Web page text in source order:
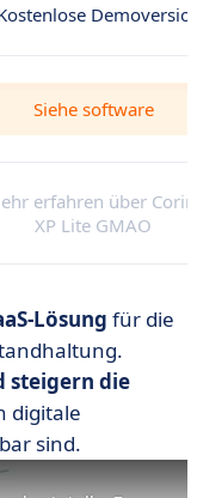
Siehe software
erfahren über
XP Lite GMAO
Lösung für die
steigern die
digitale
sind.